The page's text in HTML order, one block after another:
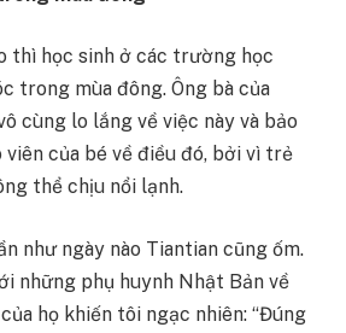
thì học sinh ở các trường học
trong mùa đông. Ông bà của
cùng lo lắng về việc này và bảo
của bé về điều đó, bởi vì trẻ
thể chịu nổi lạnh.
như ngày nào Tiantian cũng ốm.
những phụ huynh Nhật Bản về
họ khiến tôi ngạc nhiên: “Đúng